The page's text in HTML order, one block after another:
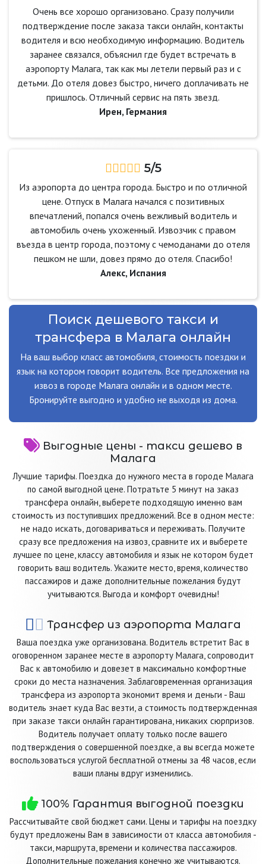
Очень все хорошо организовано. Сразу получили
подтверждение после заказа такси онлайн, контакты
водителя и всю необходимую информацию. Водитель
заранее связался, объяснил где будет встречать в
аэропорту Малага, так как мы летели первый раз и с
детьми. До отеля довез быстро, ничего доплачивать не
пришлось. Отличный сервис на пять звезд.
Ирен, Германия
5/5
Из аэропорта до центра города. Быстро и по отличной
цене. Отпуск в Малага начался с позитивных
впечатлений, попался очень вежливый водитель и
автомобиль очень ухоженный. Извозчик с правом
въезда в центр города, поэтому с чемоданами до отеля
пешком не шли, довез прямо до отеля. Спасибо!
Алекс, Испания
Поиск дешевого такси и
трансфера в Малага онлайн
На ваш выбор класс автомобиля, стоимость поездки и
язык на котором говорит водитель. Все предложения на
извоз в городе Малага онлайн и в одном месте.
Бронируйте выгодно и удобно не выходя из дома.
Выгодные цены - такси дешево в
Малага
Лучшие тарифы. Поездка до нужного места в городе Малага
по самой выгодной цене. Потратьте 5 минут на заказ
трансфера онлайн, выберете подходящую именно вам
стоимость из поступивших предложений. Все в одном месте:
не надо искать, договариваться и переживать. Получите
сразу все предложения на извоз, сравните их и выберете
лучшее по цене, классу автомобиля и язык не котором будет
говорить ваш водитель. Укажите место, время, количество
пассажиров и даже дополнительные пожелания будут
учитываются. Выгода и комфорт очевидны!
Трансфер из аэропорта Малага
Ваша поездка уже организована. Водитель встретит Вас в
оговоренном заранее месте в аэропорту Малага, сопроводит
Вас к автомобилю и довезет в максимально комфортные
сроки до места назначения. Заблаговременная организация
трансфера из аэропорта экономит время и деньги - Ваш
водитель знает куда Вас везти, а стоимость подтвержденная
при заказе такси онлайн гарантирована, никаких сюрпризов.
Водитель получает оплату только после вашего
подтверждения о совершенной поездке, а вы всегда можете
воспользоваться услугой бесплатной отмены за 48 часов, если
ваши планы вдруг изменились.
100% Гарантия выгодной поездки
Рассчитывайте свой бюджет сами. Цены и тарифы на поездку
будут предложены Вам в зависимости от класса автомобиля -
такси, маршрута, времени и количества пассажиров.
Дополнительные пожелания конечно же учитываются.